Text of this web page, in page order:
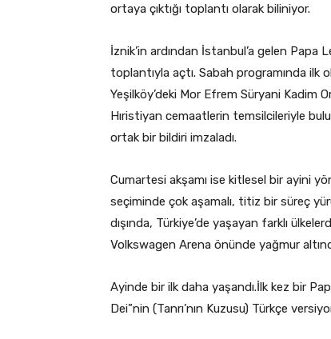
ortaya çıktığı toplantı olarak biliniyor.
İznik’in ardından İstanbul’a gelen
toplantıyla açtı. Sabah programında
Yeşilköy’deki Mor Efrem Süryani Kadim
Hıristiyan cemaatlerin temsilcileriyle
ortak bir bildiri imzaladı.
Cumartesi akşamı ise kitlesel bir ayini
seçiminde çok aşamalı, titiz bir süreç
dışında, Türkiye’de yaşayan farklı
Volkswagen Arena önünde yağmur
Ayinde bir ilk daha yaşandı.İlk kez bir
Dei”nin (Tanrı’nın Kuzusu) Türkçe